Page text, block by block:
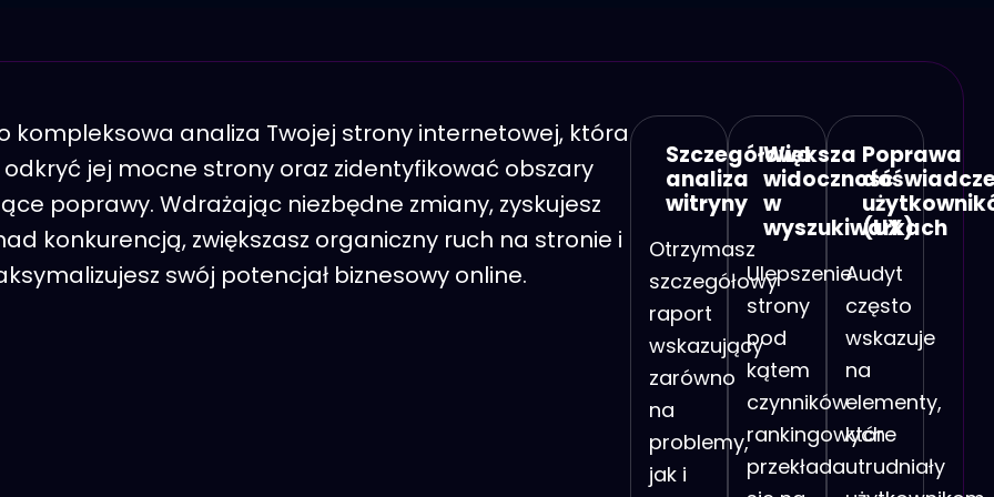
kompleksowa analiza Twojej strony internetowej, która
jej mocne strony oraz zidentyfikować obszary
poprawy. Wdrażając niezbędne zmiany, zyskujesz
konkurencją, zwiększasz organiczny ruch na stronie i
swój potencjał biznesowy online.
Szczegółowa
analiza
witryny
Otrzymasz
szczegółowy
raport
wskazujący
zarówno
na
problemy,
jak i
Większa
widoczność
w
wyszukiwarkach
Ulepszenie
strony
pod
kątem
czynników
rankingowych
przekłada
Poprawa
(UX)
Audyt
często
wskazuje
na
elementy,
które
utrudniały